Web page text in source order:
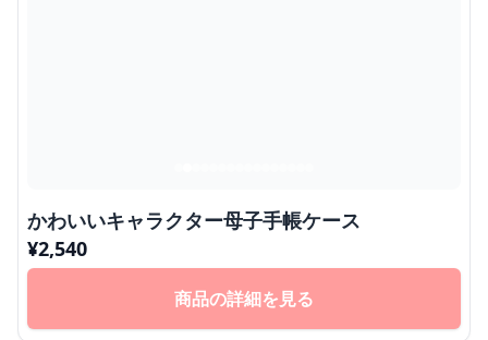
かわいいキャラクター母子手帳ケース
¥2,540
商品の詳細を見る